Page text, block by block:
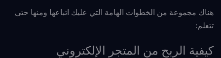
هناك مجموعة من الخطوات الهامة التي عليك اتباعها ومنها حتى
تتعلم:
كيفية الربح من المتجر الإلكتروني